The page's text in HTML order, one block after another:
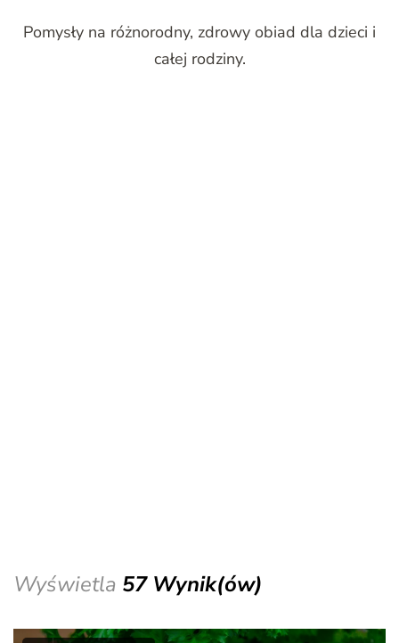
Pomysły na różnorodny, zdrowy obiad dla dzieci i
całej rodziny.
Wyświetla 57 Wynik(ów)